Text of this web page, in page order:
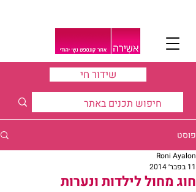
שידור חי
פוסט
חוג מחול לילדות ונערות
Roni Ayalon
11 בפבר׳ 2014